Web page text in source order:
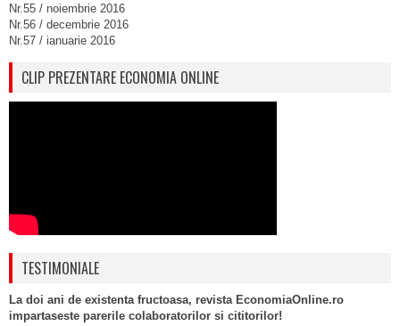
Nr.55 / noiembrie 2016
Nr.56 / decembrie 2016
Nr.57 / ianuarie 2016
CLIP PREZENTARE ECONOMIA ONLINE
TESTIMONIALE
La doi ani de existenta fructoasa, revista EconomiaOnline.ro
impartaseste parerile colaboratorilor si cititorilor!